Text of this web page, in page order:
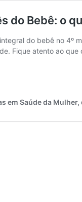
do Bebê: o
do bebê no 4º
Fique atento ao
em Saúde da